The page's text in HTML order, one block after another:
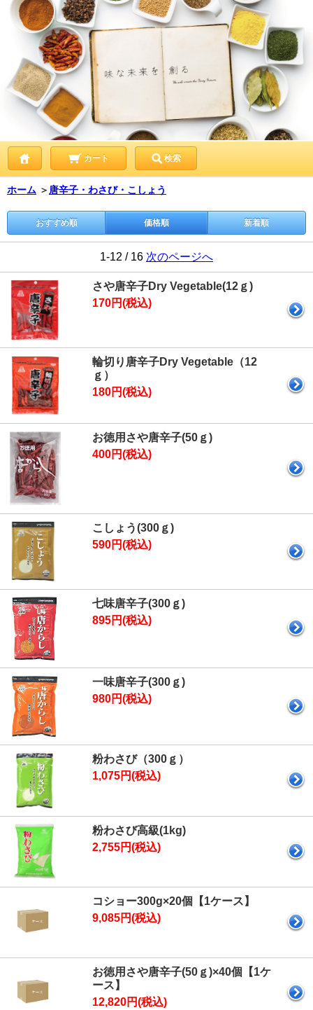
カート 検索
ホーム ＞ 唐辛子・わさび・こしょう
おすすめ順 価格順 新着順
1-12 / 16 次のページへ
さや唐辛子Dry Vegetable(12ｇ)
170円(税込)
輪切り唐辛子Dry Vegetable（12
ｇ）
180円(税込)
お徳用さや唐辛子(50ｇ)
400円(税込)
こしょう(300ｇ)
590円(税込)
七味唐辛子(300ｇ)
895円(税込)
一味唐辛子(300ｇ)
980円(税込)
粉わさび（300ｇ）
1,075円(税込)
粉わさび高級(1kg)
2,755円(税込)
コショー300g×20個【1ケース】
9,085円(税込)
お徳用さや唐辛子(50ｇ)×40個【1ケ
ース】
12,820円(税込)